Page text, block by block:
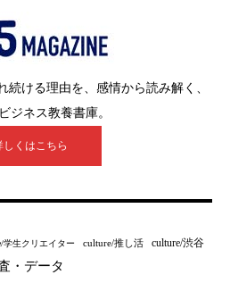
続ける理由を、感情から読み解く、
ジネス教養書庫。
しくはこちら
学生クリエイター culture/推し活 culture/渋谷
・データ